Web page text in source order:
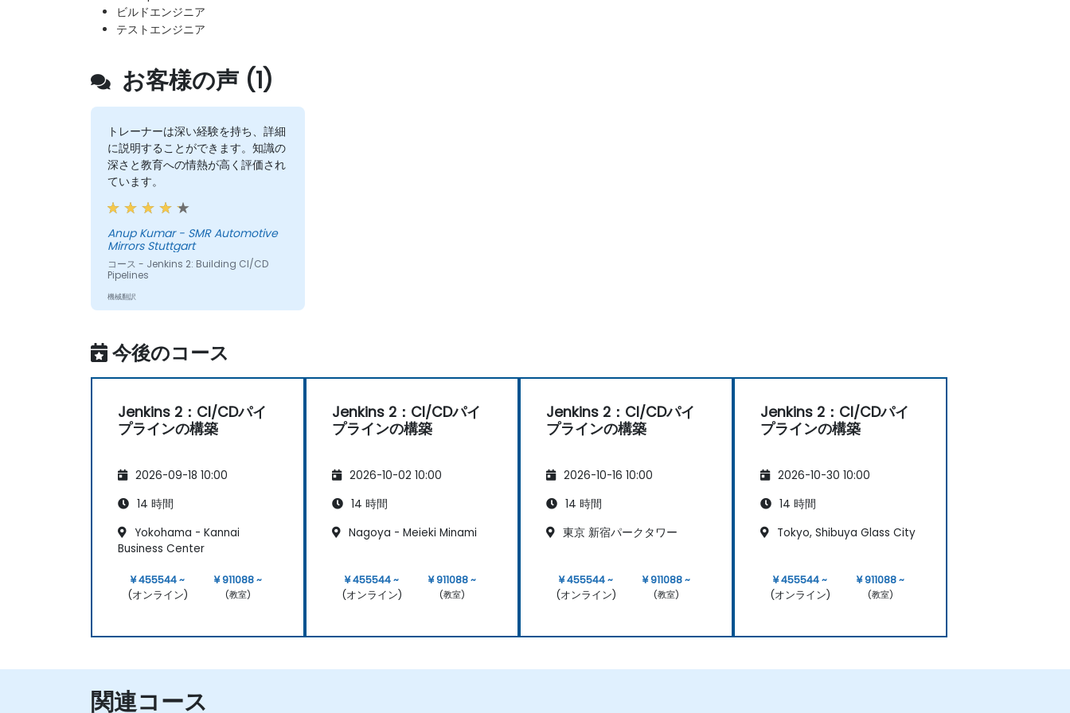
ビルドエンジニア
テストエンジニア
お客様の声 (1)
トレーナーは深い経験を持ち、詳細
に説明することができます。知識の
深さと教育への情熱が高く評価され
ています。
Anup Kumar - SMR Automotive
Mirrors Stuttgart
コース - Jenkins 2: Building CI/CD
Pipelines
機械翻訳
今後のコース
Jenkins 2：CI/CDパイ
プラインの構築
2026-09-18 10:00
14 時間
Yokohama - Kannai
Business Center
¥ 455544 ~
(オンライン)
¥ 911088 ~
(教室)
Jenkins 2：CI/CDパイ
プラインの構築
2026-10-02 10:00
14 時間
Nagoya - Meieki Minami
¥ 455544 ~
(オンライン)
¥ 911088 ~
(教室)
Jenkins 2：CI/CDパイ
プラインの構築
2026-10-16 10:00
14 時間
東京 新宿パークタワー
¥ 455544 ~
(オンライン)
¥ 911088 ~
(教室)
Jenkins 2：CI/CDパイ
プラインの構築
2026-10-30 10:00
14 時間
Tokyo, Shibuya Glass City
¥ 455544 ~
(オンライン)
¥ 911088 ~
(教室)
関連コース